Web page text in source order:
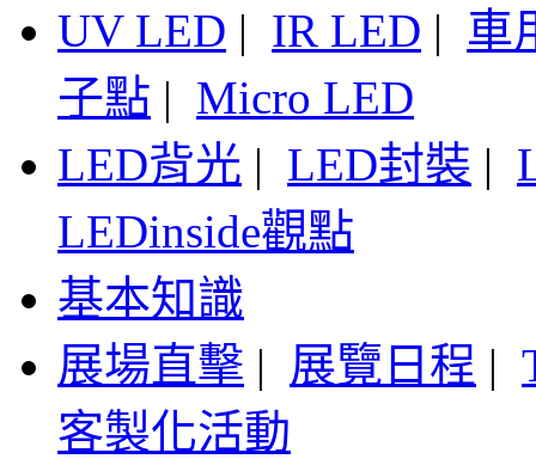
UV LED | IR LED | 車
子點 | Micro LED
LED背光 | LED封裝 |
LEDinside觀點
基本知識
展場直擊 | 展覽日程 |
客製化活動